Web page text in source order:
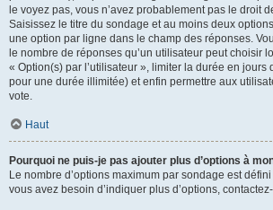
le voyez pas, vous n’avez probablement pas le droit
Saisissez le titre du sondage et au moins deux
une option par ligne dans le champ des réponses.
le nombre de réponses qu’un utilisateur peut choisir
« Option(s) par l’utilisateur », limiter la durée en jours
pour une durée illimitée) et enfin permettre aux
vote.
Haut
Pourquoi ne puis-je pas ajouter plus d’options à
Le nombre d’options maximum par sondage est défini
vous avez besoin d’indiquer plus d’options, contactez-